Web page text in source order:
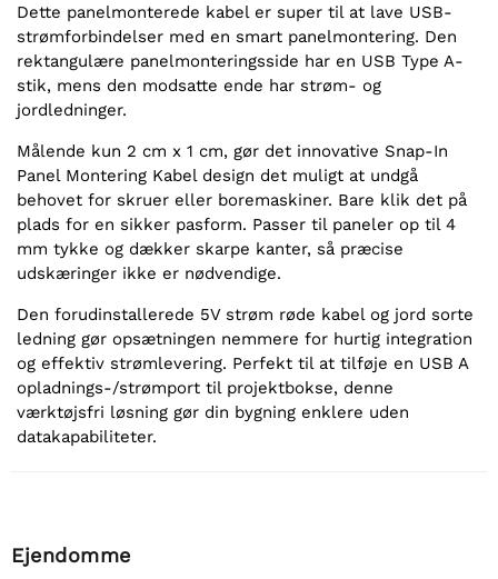
Dette panelmonterede kabel er super til at lave USB-
strømforbindelser med en smart panelmontering. Den
rektangulære panelmonteringsside har en USB Type A-
stik, mens den modsatte ende har strøm- og
jordledninger.
Målende kun 2 cm x 1 cm, gør det innovative Snap-In
Panel Montering Kabel design det muligt at undgå
behovet for skruer eller boremaskiner. Bare klik det på
plads for en sikker pasform. Passer til paneler op til 4
mm tykke og dækker skarpe kanter, så præcise
udskæringer ikke er nødvendige.
Den forudinstallerede 5V strøm røde kabel og jord sorte
ledning gør opsætningen nemmere for hurtig integration
og effektiv strømlevering. Perfekt til at tilføje en USB A
opladnings-/strømport til projektbokse, denne
værktøjsfri løsning gør din bygning enklere uden
datakapabiliteter.
Ejendomme